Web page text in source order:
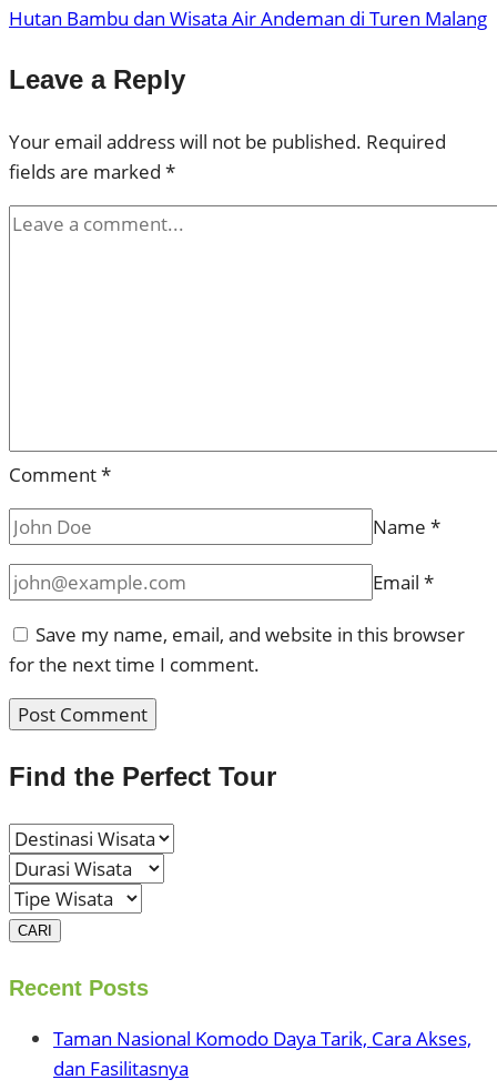
Hutan Bambu dan Wisata Air Andeman di Turen Malang
Leave a Reply
Your email address will not be published. Required
fields are marked *
Comment*
Name *
Email *
Save my name, email, and website in this browser
for the next time I comment.
Find the Perfect Tour
CARI
Recent Posts
Taman Nasional Komodo Daya Tarik, Cara Akses,
dan Fasilitasnya